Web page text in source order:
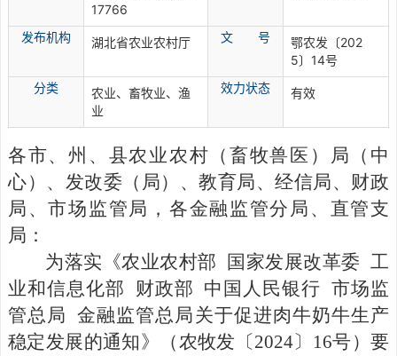
17766
发布机构 湖北省农业农村厅 文 号
鄂农发〔202
5〕14号
分类
农业、畜牧业、渔
业
效力状态 有效
各市、州、县农业农村（畜牧兽医）局（中
心）、发改委（局）、教育局、经信局、财政
局、市场监管局，各金融监管分局、直管支
局：
为落实《农业农村部
国家发展改革委 工
业和信息化部
财政部 中国人民银行 市场监
管总局 金融监管总局关于促进肉牛奶牛生产
稳定发展的通知》（农牧发〔2024〕 16号）要